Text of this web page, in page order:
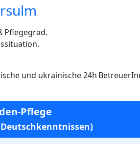
Pflegegrad.
und ukrainische 24h
Pflege